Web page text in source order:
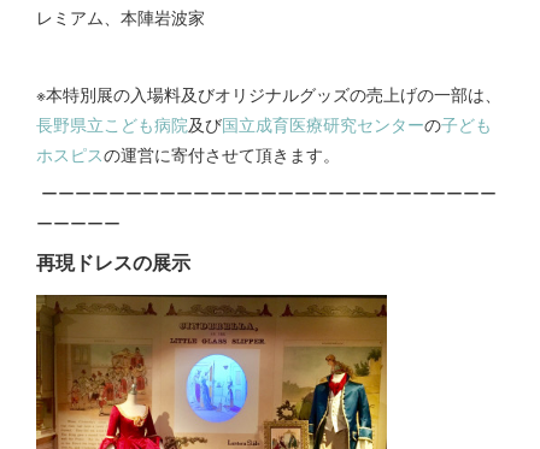
レミアム、本陣岩波家
※本特別展の入場料及びオリジナルグッズの売上げの一部は、
長野県立こども病院及び国立成育医療研究センターの子ども
ホスピスの運営に寄付させて頂きます。
ーーーーーーーーーーーーーーーーーーーーーーーーーーー
ーーーーー
再現ドレスの展示